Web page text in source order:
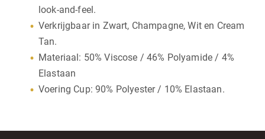
look-and-feel.
Verkrijgbaar in Zwart, Champagne, Wit en Cream
Tan.
Materiaal: 50% Viscose / 46% Polyamide / 4%
Elastaan
Voering Cup: 90% Polyester / 10% Elastaan.